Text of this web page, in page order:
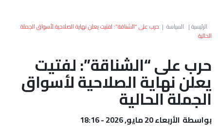
العالم
الصحراء
الرئيسية| السياسة | حرب على “الشناقة”: لفتيت يعلن نهاية الصلاحية لأسواق الجملة
الحالية
حرب على “الشناقة”: لفتيت
يعلن نهاية الصلاحية لأسواق
الجملة الحالية
بواسطة الأربعاء 20 مايو, 2026 - 18:16